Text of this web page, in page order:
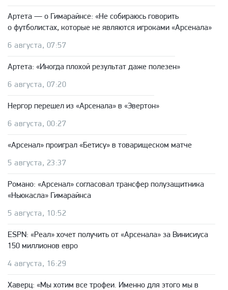
Артета — о Гимарайнсе: «Не собираюсь говорить
о футболистах, которые не являются игроками «Арсенала»
6 августа, 07:57
Артета: «Иногда плохой результат даже полезен»
6 августа, 07:20
Нергор перешел из «Арсенала» в «Эвертон»
6 августа, 00:27
«Арсенал» проиграл «Бетису» в товарищеском матче
5 августа, 23:37
Романо: «Арсенал» согласовал трансфер полузащитника
«Ньюкасла» Гимарайнса
5 августа, 10:52
ESPN: «Реал» хочет получить от «Арсенала» за Винисиуса
150 миллионов евро
4 августа, 16:29
Хаверц: «Мы хотим все трофеи. Именно для этого мы в